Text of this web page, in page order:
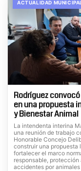
ACTUALIDAD
Rodríguez
en una propuesta
y Bienestar Animal
La intendenta interina
una reunión de trabajo
Honorable Concejo
construir una
fortalecer el marco
responsable,
accidentes por